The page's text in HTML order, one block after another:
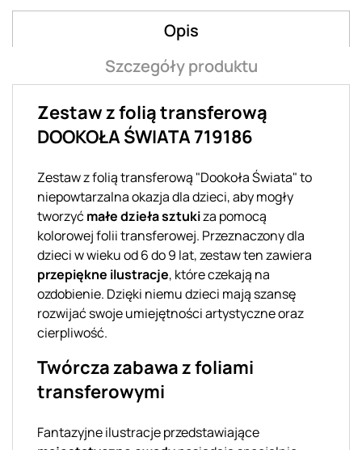
Opis
Szczegóły produktu
Zestaw z folią transferową
DOOKOŁA ŚWIATA 719186
Zestaw z folią transferową "Dookoła Świata" to
niepowtarzalna okazja dla dzieci, aby mogły
tworzyćmałe dzieła sztukiza pomocą
kolorowej folii transferowej. Przeznaczony dla
dzieci w wieku od 6 do 9 lat, zestaw ten zawiera
przepiękne ilustracje, które czekają na
ozdobienie. Dzięki niemu dzieci mają szansę
rozwijać swoje umiejętności artystyczne oraz
cierpliwość.
Twórcza zabawa z foliami
transferowymi
Fantazyjne ilustracje przedstawiające